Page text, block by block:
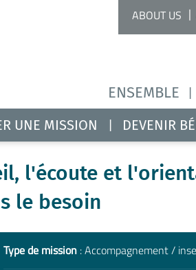
ENSEMBLE
ABOUT US
UNE MISSION DEVENIR
l'écoute et
le besoin
Type de mission: Accompagnement /